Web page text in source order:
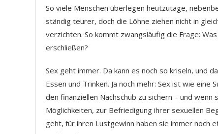
So viele Menschen überlegen heutzutage,
ständig teurer, doch die Löhne ziehen nicht in
verzichten. So kommt zwangsläufig die Frage:
erschließen?
Sex geht immer. Da kann es noch so kriseln, und
Essen und Trinken. Ja noch mehr: Sex ist wie
den finanziellen Nachschub zu sichern – und
Möglichkeiten, zur Befriedigung ihrer sexuellen
geht, für ihren Lustgewinn haben sie immer noch